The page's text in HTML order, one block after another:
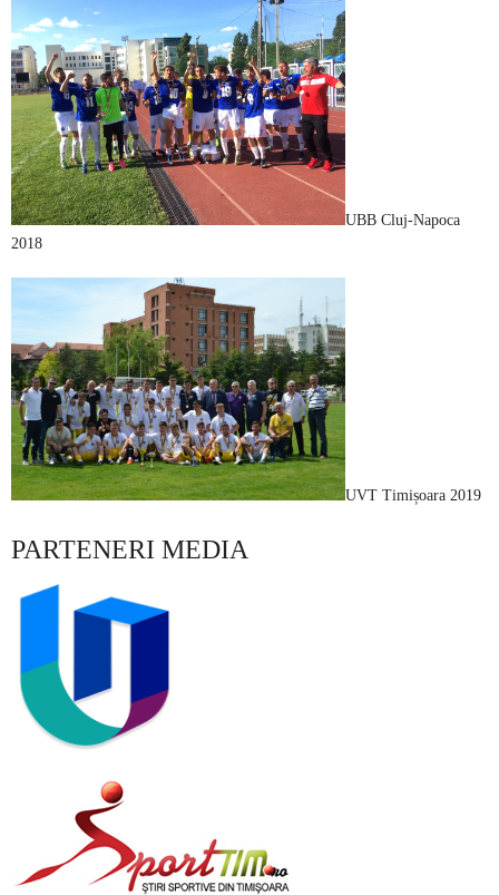
UBB Cluj-Napoca
2018
UVT Timișoara 2019
PARTENERI MEDIA